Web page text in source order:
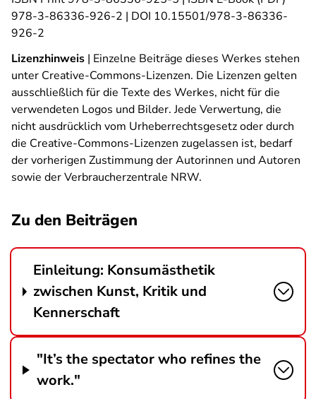
978-3-86336-926-2 | DOI 10.15501/978-3-86336-
926-2
Lizenzhinweis | Einzelne Beiträge dieses Werkes stehen
unter Creative-Commons-Lizenzen. Die Lizenzen gelten
ausschließlich für die Texte des Werkes, nicht für die
verwendeten Logos und Bilder. Jede Verwertung, die
nicht ausdrücklich vom Urheberrechtsgesetz oder durch
die Creative-Commons-Lizenzen zugelassen ist, bedarf
der vorherigen Zustimmung der Autorinnen und Autoren
sowie der Verbraucherzentrale NRW.
Zu den Beiträgen
Einleitung: Konsumästhetik
zwischen Kunst, Kritik und
Kennerschaft
"It’s the spectator who refines the
work."